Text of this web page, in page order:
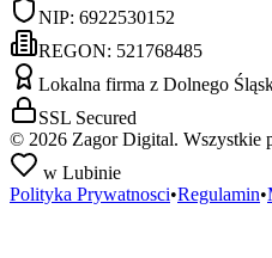
NIP: 6922530152
REGON: 521768485
Lokalna firma z Dolnego
SSL Secured
© 2026 Zagor Digital. Wszystkie
w Lubinie
Polityka Prywatnosci•Regulamin•